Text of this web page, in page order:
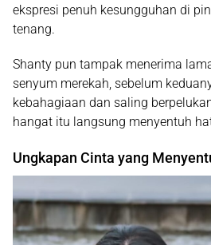
ekspresi penuh kesungguhan di
tenang.
Shanty pun tampak menerima
senyum merekah, sebelum
kebahagiaan dan saling
hangat itu langsung menyentuh
Ungkapan Cinta yang